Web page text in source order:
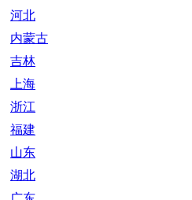
河北
内蒙古
吉林
上海
浙江
福建
山东
湖北